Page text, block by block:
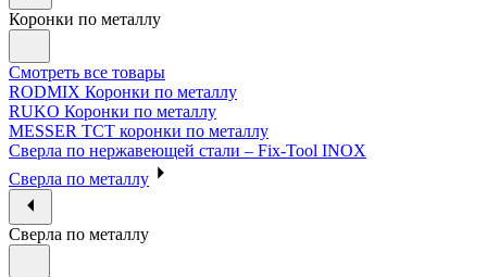
Коронки по металлу
Смотреть все товары
RODMIX Коронки по металлу
RUKO Коронки по металлу
MESSER ТСТ коронки по металлу
Сверла по нержавеющей стали – Fix-Tool INOX
Сверла по металлу
Сверла по металлу